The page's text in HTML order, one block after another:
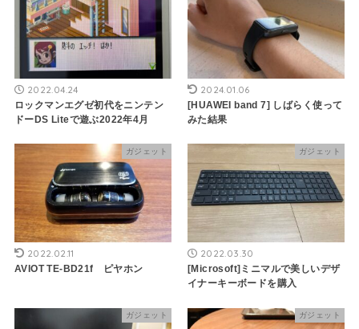
2022.04.24
ロックマンエグゼ初代をニンテン
ドーDS Liteで遊ぶ2022年4月
2024.01.06
[HUAWEI band 7] しばらく使って
みた結果
ガジェット
2022.02.11
AVIOT TE-BD21f ピヤホン
ガジェット
2022.03.30
[Microsoft]ミニマルで美しいデザ
イナーキーボードを購入
ガジェット ガジェット